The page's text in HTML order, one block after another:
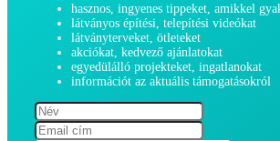
hasznos, ingyenes tippeket, amikkel
látványos építési, telepítési videókat
látványterveket, ötleteket
akciókat, kedvező ajánlatokat
egyedülálló projekteket, ingatlanokat
információt az aktuális támogatásokról